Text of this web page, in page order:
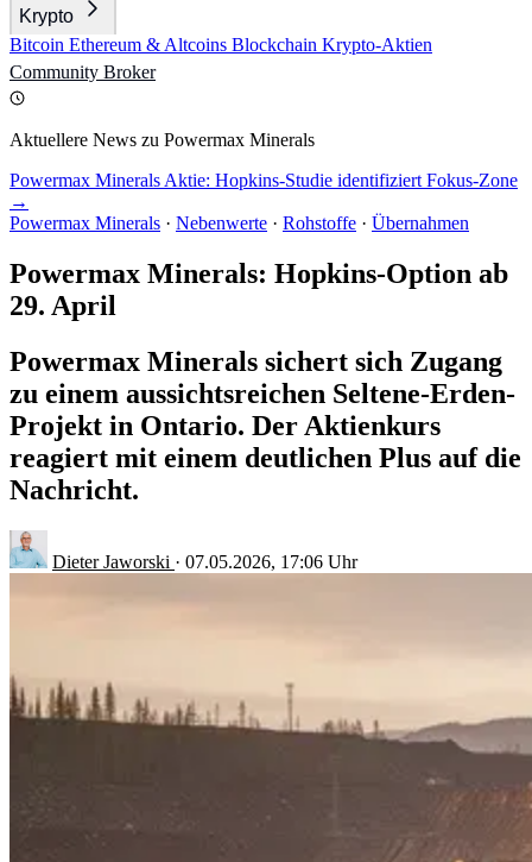
Krypto
Bitcoin Ethereum & Altcoins Blockchain Krypto-Aktien
Community Broker
Aktuellere News zu Powermax Minerals
Powermax Minerals Aktie: Hopkins-Studie identifiziert Fokus-Zone
→
Powermax Minerals · Nebenwerte · Rohstoffe · Übernahmen
Powermax Minerals: Hopkins-Option ab
29. April
Powermax Minerals sichert sich Zugang
zu einem aussichtsreichen Seltene-Erden-
Projekt in Ontario. Der Aktienkurs
reagiert mit einem deutlichen Plus auf die
Nachricht.
Dieter Jaworski · 07.05.2026, 17:06 Uhr